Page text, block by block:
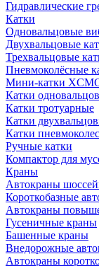
Гидравлические
Катки
Одновальцовые
Двухвальцовые
Трехвальцовые
Пневмоколёсные
Мини-катки
Катки
Катки тротуарные
Катки
Катки
Ручные катки
Компактор для
Краны
Автокраны
Короткобазные
Автокраны
Гусеничные краны
Башенные краны
Внедорожные
Автокраны